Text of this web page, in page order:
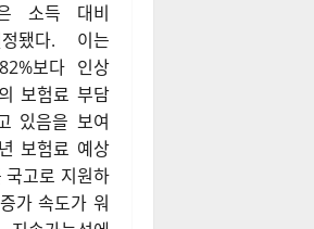
은 소득 대비
됐다. 이는
보다 인상
보험료 부담
있음을 보여
보험료 예상
고로 지원하
가 속도가 워